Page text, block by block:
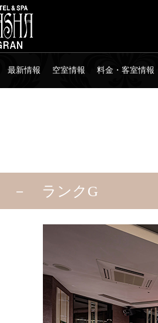
最新情報 空室情報 料金・客室情報
－ ランクG